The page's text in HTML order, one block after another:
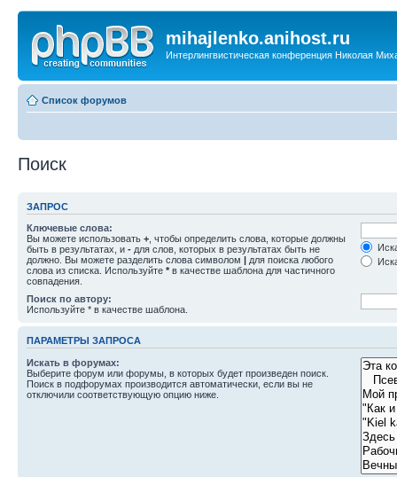
mihajlenko.anihost.ru
Интерлингвистическая конференция Николая
Список форумов
Поиск
ЗАПРОС
Ключевые слова:
Вы можете использовать + , чтобы определить слова, которые должны
быть в результатах, и - для слов, которых в результатах быть не
должно. Вы можете разделить слова символом | для поиска любого
слова из списка. Используйте * в качестве шаблона для частичного
совпадения.
Поиск по автору:
Используйте * в качестве шаблона.
ПАРАМЕТРЫ ЗАПРОСА
Искать в форумах:
Выберите форум или форумы, в которых будет произведен поиск.
Поиск в подфорумах производится автоматически, если вы не
отключили соответствующую опцию ниже.